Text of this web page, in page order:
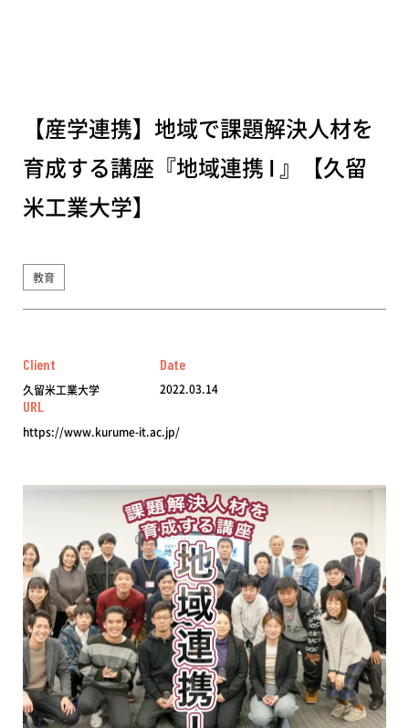
【産学連携】地域で課題解決人材を
育成する講座『地域連携 I 』【久留
米工業大学】
教育
Client
久留米工業大学
Date
2022.03.14
URL
https://www.kurume-it.ac.jp/